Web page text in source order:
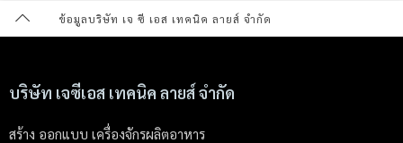
ข้อมูลบริษัท เจ ซี เอส เทคนิค ลายส์ จำกัด
บริษัท เจซีเอส เทคนิค ลายส์ จำกัด
สร้าง ออกแบบ เครื่องจักรผลิตอาหาร